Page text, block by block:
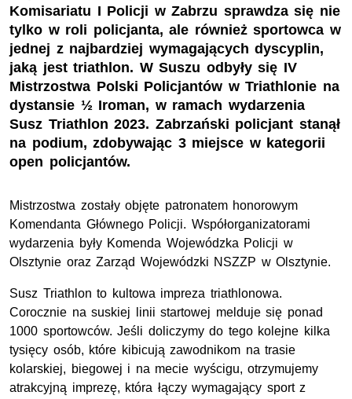
Komisariatu I Policji w Zabrzu sprawdza się nie
tylko w roli policjanta, ale również sportowca w
jednej z najbardziej wymagających dyscyplin,
jaką jest triathlon. W Suszu odbyły się IV
Mistrzostwa Polski Policjantów w Triathlonie na
dystansie ½ Iroman, w ramach wydarzenia
Susz Triathlon 2023. Zabrzański policjant stanął
na podium, zdobywając 3 miejsce w kategorii
open policjantów.
Mistrzostwa zostały objęte patronatem honorowym
Komendanta Głównego Policji. Współorganizatorami
wydarzenia były Komenda Wojewódzka Policji w
Olsztynie oraz Zarząd Wojewódzki NSZZP w Olsztynie.
Susz Triathlon to kultowa impreza triathlonowa.
Corocznie na suskiej linii startowej melduje się ponad
1000 sportowców. Jeśli doliczymy do tego kolejne kilka
tysięcy osób, które kibicują zawodnikom na trasie
kolarskiej, biegowej i na mecie wyścigu, otrzymujemy
atrakcyjną imprezę, która łączy wymagający sport z